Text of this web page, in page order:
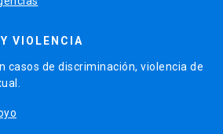
VIOLENCIA
casos de discriminación, violencia de